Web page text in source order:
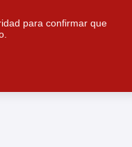
para confirmar que